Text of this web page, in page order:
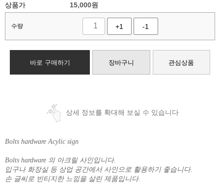
상품가 15,000원
수량 +1 -1
바로 구매하기 장바구니 관심상품
상세 정보를 확대해 보실 수 있습니다
Bolts hardware Acylic sign
Bolts hardware 의 아크릴 사인입니다.
입구나 화장실 등 상업 공간에서 사인으로 활용하기 좋습니다.
손 글씨로 빈티지한 느낌을 살린 제품입니다.